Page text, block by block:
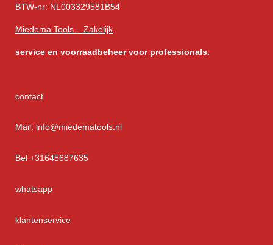
BTW-nr: NL003329581B54
Miedema Tools – Zakelijk
service en voorraadbeheer voor professionals.
contact
Mail: info@miedematools.nl
Bel +31645687635
whatsapp
klantenservice